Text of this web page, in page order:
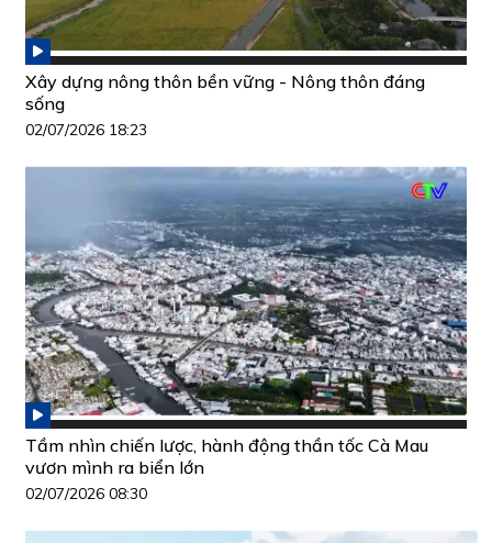
Xây dựng nông thôn bền vững - Nông thôn đáng
sống
02/07/2026 18:23
Tầm nhìn chiến lược, hành động thần tốc Cà Mau
vươn mình ra biển lớn
02/07/2026 08:30